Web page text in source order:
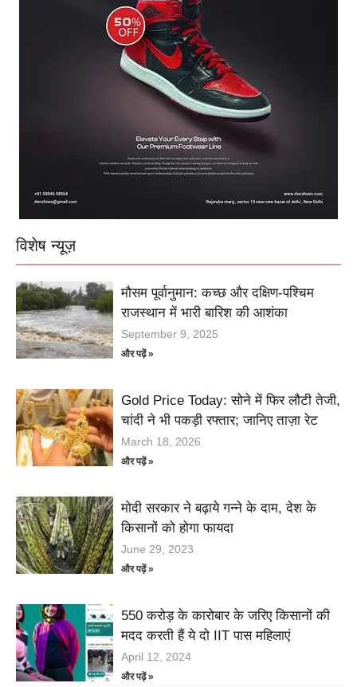
विशेष न्यूज़
मौसम पूर्वानुमान: कच्छ और दक्षिण-पश्चिम
राजस्थान में भारी बारिश की आशंका
September 9, 2025
और पढ़ें »
Gold Price Today: सोने में फिर लौटी तेजी,
चांदी ने भी पकड़ी रफ्तार; जानिए ताज़ा रेट
March 18, 2026
और पढ़ें »
मोदी सरकार ने बढ़ाये गन्ने के दाम, देश के
किसानों को होगा फायदा
June 29, 2023
और पढ़ें »
550 करोड़ के कारोबार के जरिए किसानों की
मदद करती हैं ये दो IIT पास महिलाएं
April 12, 2024
और पढ़ें »